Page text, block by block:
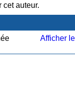
cet auteur.
Afficher